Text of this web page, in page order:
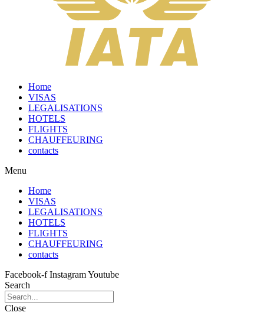
Home
VISAS
LEGALISATIONS
HOTELS
FLIGHTS
CHAUFFEURING
contacts
Menu
Home
VISAS
LEGALISATIONS
HOTELS
FLIGHTS
CHAUFFEURING
contacts
Facebook-f InstagramYoutube
Search
Close